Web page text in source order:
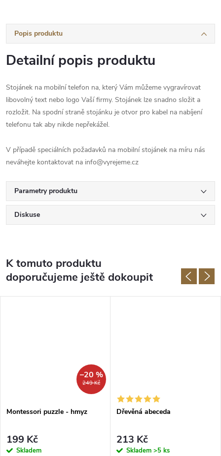
Popis produktu
Detailní popis produktu
Stojánek na mobilní telefon na, který Vám můžeme vygravírovat
libovolný text nebo logo Vaší firmy. Stojánek lze snadno složit a
rozložit. Na spodní straně stojánku je otvor pro kabel na nabíjení
telefonu tak aby nikde nepřekážel.
V případě speciálních požadavků na mobilní stojánek na míru nás
neváhejte kontaktovat na info@vyrejeme.cz
Parametry produktu
Diskuse
K tomuto produktu
doporučujeme ještě dokoupit
249 Kč
–20 %
Montessori puzzle - hmyz
199 Kč
Skladem
Dřevěná abeceda
213 Kč
Skladem >5 ks